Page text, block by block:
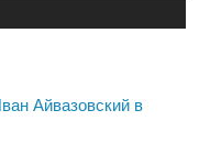
Айвазовский в